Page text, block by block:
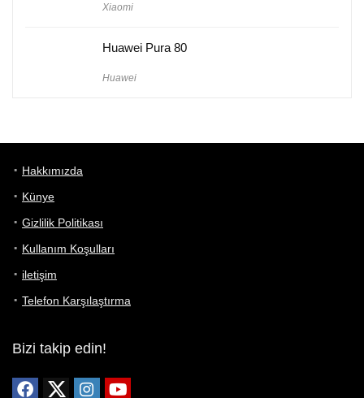
Xiaomi
Huawei Pura 80
Huawei
Hakkımızda
Künye
Gizlilik Politikası
Kullanım Koşulları
iletişim
Telefon Karşılaştırma
Bizi takip edin!